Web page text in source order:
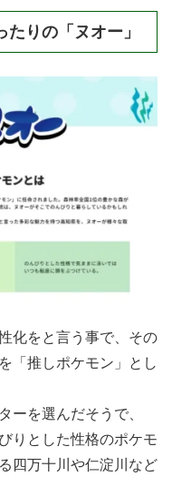
りの「ヌオー」
化をと言う事で、その
「推しポケモン」とし
ーを選んだそうで、
りとした性格のポケモ
四万十川や仁淀川など